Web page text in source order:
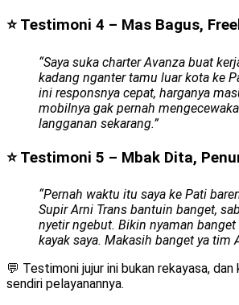
⭐ Testimoni 4 – Mas Bagus,
“Saya suka charter Avanza buat
kadang nganter tamu luar kota ke
ini responsnya cepat, harganya
mobilnya gak pernah
langganan sekarang.”
⭐ Testimoni 5 – Mbak Dita,
“Pernah waktu itu saya ke Pati
Supir Arni Trans bantuin banget,
nyetir ngebut. Bikin nyaman
kayak saya. Makasih banget ya tim
💬 Testimoni jujur ini bukan rekayasa, dan
sendiri pelayanannya.